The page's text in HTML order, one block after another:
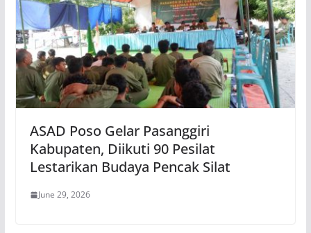
ASAD Poso Gelar Pasanggiri
Kabupaten, Diikuti 90 Pesilat
Lestarikan Budaya Pencak Silat
June 29, 2026